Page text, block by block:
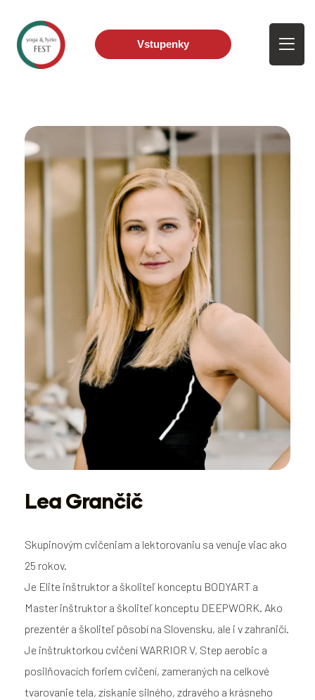
Vstupenky
Lea Grančič
Skupinovým cvičeniam a lektorovaniu sa venuje viac ako
25 rokov.
Je Elite inštruktor a školiteľ konceptu BODYART a
Master inštruktor a školiteľ konceptu DEEPWORK. Ako
prezentér a školiteľ pôsobí na Slovensku, ale i v zahraničí.
Je inštruktorkou cvičení WARRIOR V, Step aerobic a
posilňovacích foriem cvičení, zameraných na celkové
tvarovanie tela, získanie silného, zdravého a krásneho